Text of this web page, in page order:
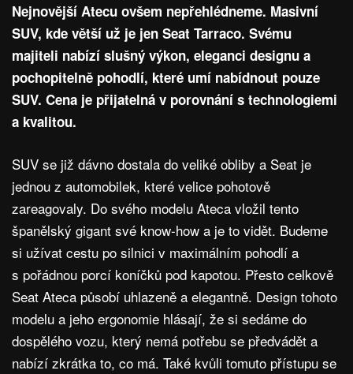
Nejnovější Atecu ovšem nepřehlédneme. Masivní
SUV, kde větší už je jen Seat Tarraco. Svému
majiteli nabízí slušný výkon, eleganci designu a
pochopitelně pohodlí, které umí nabídnout pouze
SUV. Cena je přijatelná v porovnání s technologiemi
a kvalitou.
SUV se již dávno dostala do veliké obliby a Seat je
jednou z automobilek, které velice pohotově
zareagovaly. Do svého modelu Ateca vložil tento
španělský gigant své know-how a je to vidět. Budeme
si užívat cestu po silnici v maximálním pohodlí a
s pořádnou porcí koníčků pod kapotou. Přesto celkově
Seat Ateca působí uhlazeně a elegantně. Design tohoto
modelu a jeho ergonomie hlásají, že si sedáme do
dospělého vozu, který nemá potřebu se předvádět a
nabízí zkrátka to, co má. Také kvůli tomuto přístupu se